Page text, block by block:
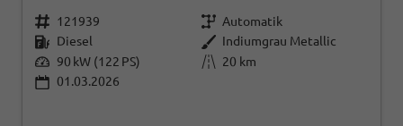
121939
Automatik
Diesel
Indiumgrau Metallic
90 kW (122 PS)
20 km
01.03.2026